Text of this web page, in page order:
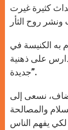
كثيرة غيرت
به الكنيسة في
على ذهنية
جديدة”.
نسعى إلى
والمصالحة
لكي يفهم الناس